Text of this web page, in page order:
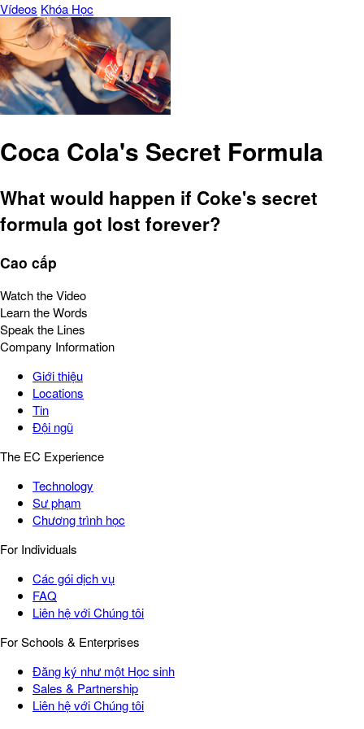
Vídeos Khóa Học
Coca Cola's Secret Formula
What would happen if Coke's secret
formula got lost forever?
Cao cấp
Watch the Video
Learn the Words
Speak the Lines
Company Information
Giới thiệu
Locations
Tin
Đội ngũ
The EC Experience
Technology
Sư phạm
Chương trình học
For Individuals
Các gói dịch vụ
FAQ
Liên hệ với Chúng tôi
For Schools & Enterprises
Đăng ký như một Học sinh
Sales & Partnership
Liên hệ với Chúng tôi